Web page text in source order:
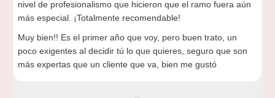
nivel de profesionalismo que hicieron que el ramo fuera aún
más especial. ¡Totalmente recomendable!
Muy bien!! Es el primer año que voy, pero buen trato, un
poco exigentes al decidir tú lo que quieres, seguro que son
más expertas que un cliente que va, bien me gustó